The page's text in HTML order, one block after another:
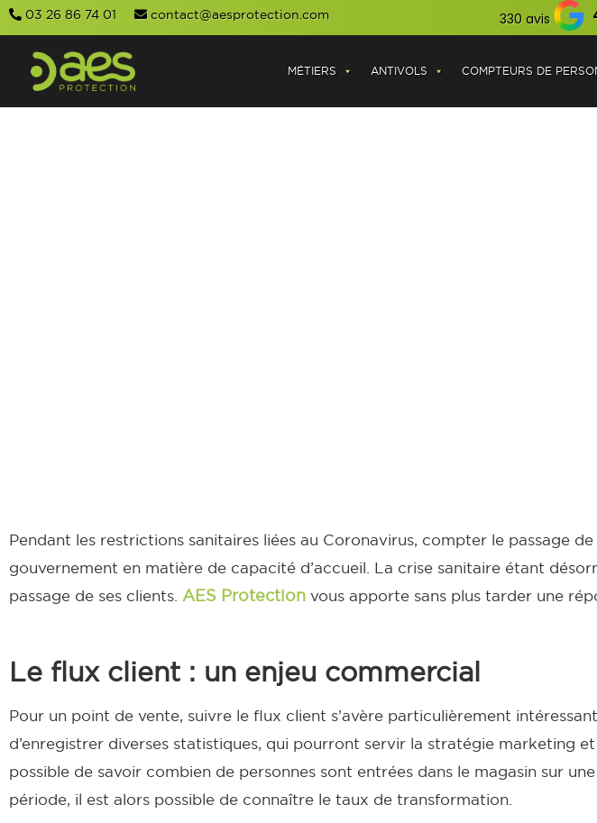
03 26 86 74 01 contact@aesprotection.com 330 avis
MÉTIERS ANTIVOLS COMPTEURS DE
Pendant les restrictions sanitaires liées au Coronavirus, compter le passage
gouvernement en matière de capacité d’accueil. La crise sanitaire étant
passage de ses clients. AES Protection vous apporte sans plus tarder une
Le flux client : un enjeu commercial
Pour un point de vente, suivre le flux client s’avère particulièrement
d’enregistrer diverses statistiques, qui pourront servir la stratégie marketing
possible de savoir combien de personnes sont entrées dans le magasin sur
période, il est alors possible de connaître le taux de transformation.